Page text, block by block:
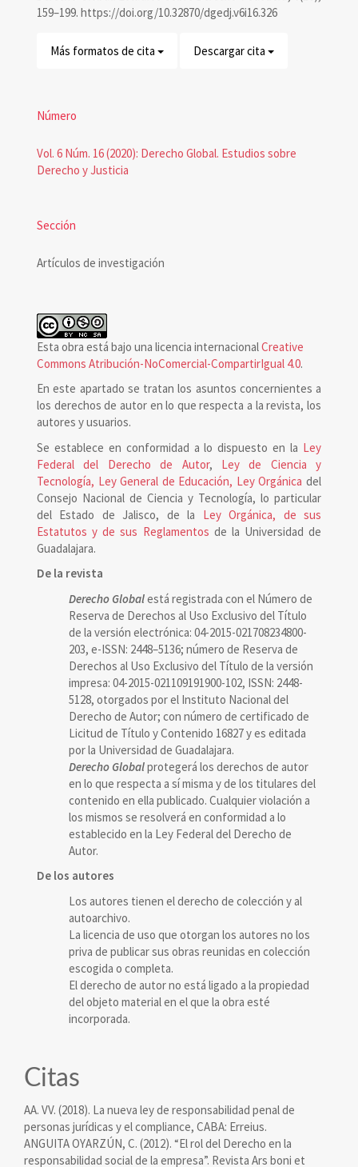
159–199. https://doi.org/10.32870/dgedj.v6i16.326
Más formatos de cita Descargar cita
Número
Vol. 6 Núm. 16 (2020): Derecho Global. Estudios sobre
Derecho y Justicia
Sección
Artículos de investigación
Esta obra está bajo una licencia internacionalCreative
Commons Atribución-NoComercial-CompartirIgual 4.0.
En este apartado se tratan los asuntos concernientes a
los derechos de autor en lo que respecta a la revista, los
autores y usuarios.
Se establece en conformidad a lo dispuesto en la Ley
Federal del Derecho de Autor, Ley de Ciencia y
Tecnología, Ley General de Educación, Ley Orgánica del
Consejo Nacional de Ciencia y Tecnología, lo particular
del Estado de Jalisco, de la Ley Orgánica, de sus
Estatutos y de sus Reglamentos de la Universidad de
Guadalajara.
De la revista
Derecho Globalestá registrada con el Número de
Reserva de Derechos al Uso Exclusivo del Título
de la versión electrónica: 04-2015-021708234800-
203, e-ISSN: 2448–5136; número de Reserva de
Derechos al Uso Exclusivo del Título de la versión
impresa: 04-2015-021109191900-102, ISSN: 2448-
5128, otorgados por el Instituto Nacional del
Derecho de Autor; con número de certificado de
Licitud de Título y Contenido 16827 y es editada
por la Universidad de Guadalajara.
Derecho Globalprotegerá los derechos de autor
en lo que respecta a sí misma y de los titulares del
contenido en ella publicado. Cualquier violación a
los mismos se resolverá en conformidad a lo
establecido en la Ley Federal del Derecho de
Autor.
De los autores
Los autores tienen el derecho de colección y al
autoarchivo.
La licencia de uso que otorgan los autores no los
priva de publicar sus obras reunidas en colección
escogida o completa.
El derecho de autor no está ligado a la propiedad
del objeto material en el que la obra esté
incorporada.
Citas
AA. VV. (2018). La nueva ley de responsabilidad penal de
personas jurídicas y el compliance, CABA: Erreius.
ANGUITA OYARZÚN, C. (2012). “El rol del Derecho en la
responsabilidad social de la empresa”. Revista Ars boni et